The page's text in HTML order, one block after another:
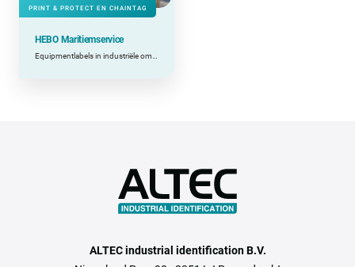
PRINT & PROTECT EN CHAINTAG
HEBO Maritiemservice
Equipmentlabels in industriële omgevingen
ALTEC industrial identification B.V.